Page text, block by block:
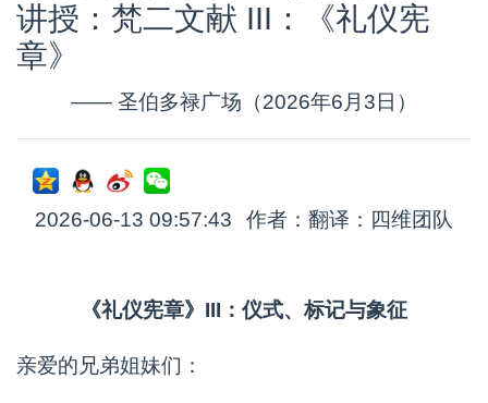
讲授：梵二文献 III：《礼仪宪
章》
—— 圣伯多禄广场（2026年6月3日）
2026-06-13 09:57:43 作者：翻译：四维团队
《礼仪宪章》III：仪式、标记与象征
亲爱的兄弟姐妹们：